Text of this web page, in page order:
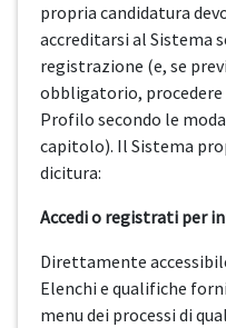
propria candidatura
accreditarsi al Sistema
registrazione (e, se
obbligatorio,
Profilo secondo le
capitolo). Il Sistema
dicitura:
Accedi o registrati per
Direttamente
Elenchi e qualifiche
menu dei processi di